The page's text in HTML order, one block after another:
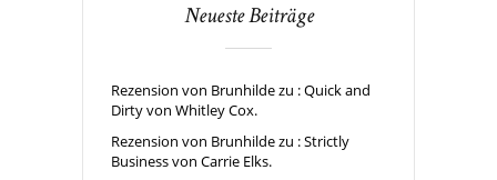
Neueste Beiträge
Rezension von Brunhilde zu : Quick and
Dirty von Whitley Cox.
Rezension von Brunhilde zu : Strictly
Business von Carrie Elks.